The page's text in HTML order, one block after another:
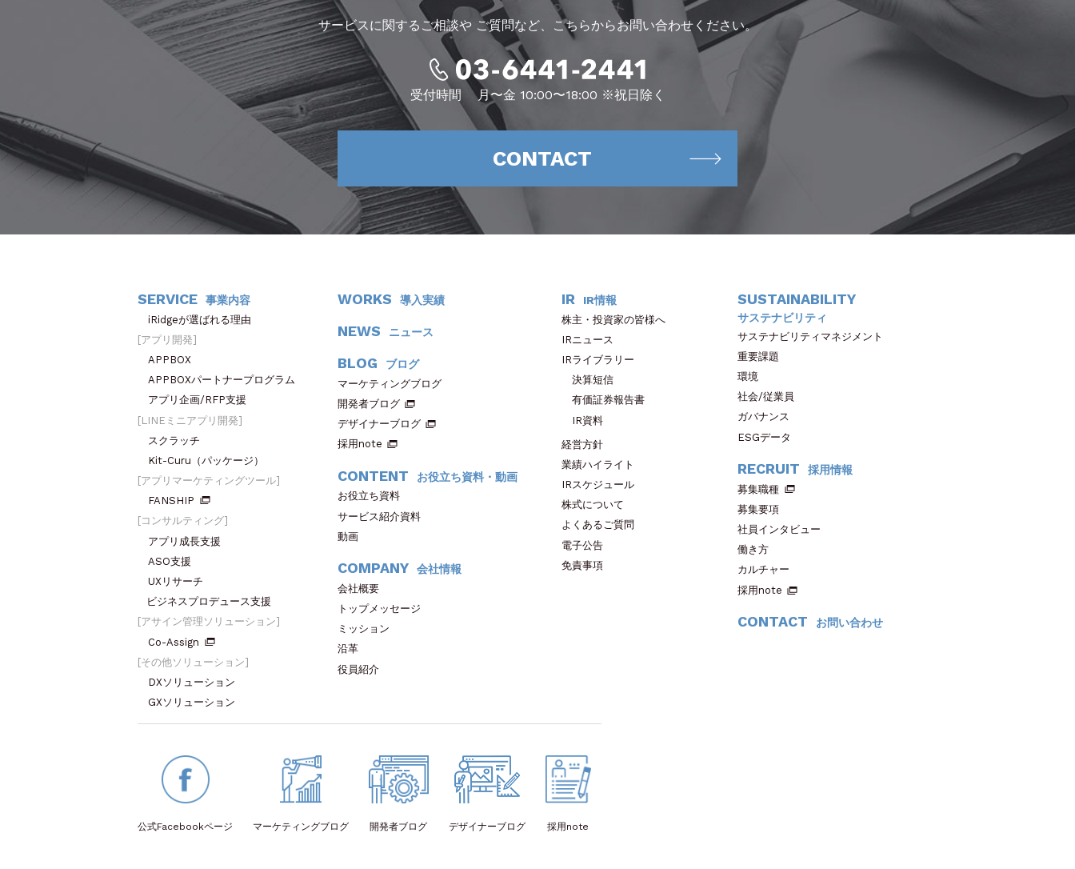
サービスに関するご相談やご質問など、こちらからお問い合わせください。
受付時間 月〜金 10:00〜18:00 ※祝日除く
CONTACT
SERVICE 事業内容
iRidgeが選ばれる理由
アプリ開発
APPBOX
APPBOXパートナープログラム
アプリ企画/RFP支援
LINEミニアプリ開発
スクラッチ
Kit-Curu（パッケージ）
アプリマーケティングツール
FANSHIP
コンサルティング
アプリ成長支援
ASO支援
UXリサーチ
ビジネスプロデュース支援
アサイン管理ソリューション
Co-Assign
その他ソリューション
DXソリューション
GXソリューション
WORKS 導入実績
NEWS ニュース
BLOG ブログ
マーケティングブログ
開発者ブログ
デザイナーブログ
採用note
CONTENT お役立ち資料・動画
お役立ち資料
サービス紹介資料
動画
COMPANY 会社情報
会社概要
トップメッセージ
ミッション
沿革
役員紹介
IR IR情報
株主・投資家の皆様へ
IRニュース
IRライブラリー
決算短信
有価証券報告書
IR資料
経営方針
業績ハイライト
IRスケジュール
株式について
よくあるご質問
電子公告
免責事項
SUSTAINABILITY
サステナビリティ
サステナビリティマネジメント
重要課題
環境
社会/従業員
ガバナンス
ESGデータ
RECRUIT 採用情報
募集職種
募集要項
社員インタビュー
働き方
カルチャー
採用note
CONTACT お問い合わせ
公式Facebookページ マーケティングブログ 開発者ブログ デザイナーブログ 採用note